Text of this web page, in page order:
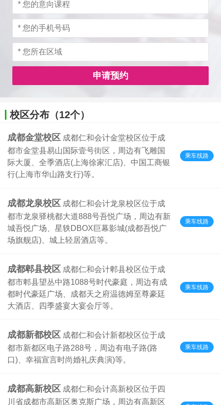
申请预约
校区分布（12个）
成都金堂校区 成都仁和会计金堂校区位于成
都市金堂县易山国际壹号街区，周边有飞雕国
际大厦、全季酒店(上海徐家汇店)、中国工商银
行(上海市华山路支行)等。
乘车线路
成都龙泉校区 成都仁和会计龙泉校区位于成
都市龙泉驿桃都大道888号吾悦广场，周边有新
城吾悦广场、星轶DBOX巨幕影城(成都吾悦广
场旗舰店)、城上轻居酒店等。
乘车线路
成都郫县校区 成都仁和会计郫县校区位于成
都市郫县望丛中路1088号时代豪庭，周边有成
都时代豪廷广场、成都天之府温德姆至尊豪廷
大酒店、四季盛宴大宴会厅等。
乘车线路
成都新都校区 成都仁和会计新都校区位于成
都市新都区电子路288号，周边有电子路(路
口)、幸福宣言时尚婚礼庆典演)等。
乘车线路
成都高新校区 成都仁和会计高新校区位于四
川省成都市高新区奥克斯广场，周边有高新区